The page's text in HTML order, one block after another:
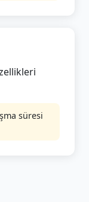
süresi